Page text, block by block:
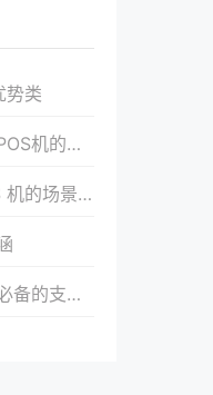
势类
使用效果
场景拓展
支付神器